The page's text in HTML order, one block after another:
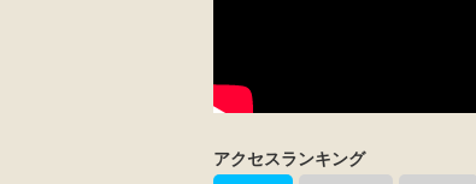
アクセスランキング